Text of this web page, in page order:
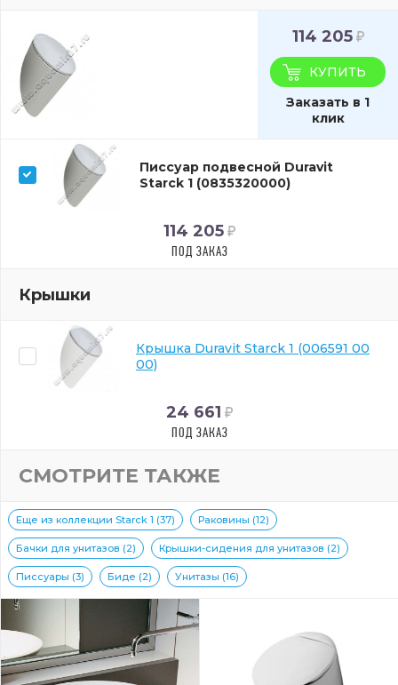
114 205
КУПИТЬ
Заказать в 1
клик
Писсуар подвесной Duravit
Starck 1 (0835320000)
114 205
ПОД ЗАКАЗ
Крышки
Крышка Duravit Starck 1 (006591 00
00)
24 661
ПОД ЗАКАЗ
СМОТРИТЕ ТАКЖЕ
Еще из коллекции Starck 1 (37) Раковины (12)
Бачки для унитазов (2) Крышки-сидения для унитазов (2)
Писсуары (3) Биде (2) Унитазы (16)